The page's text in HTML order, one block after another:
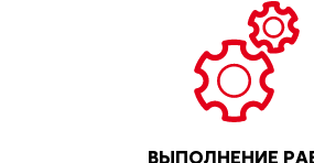
ВЫПОЛНЕНИЕ